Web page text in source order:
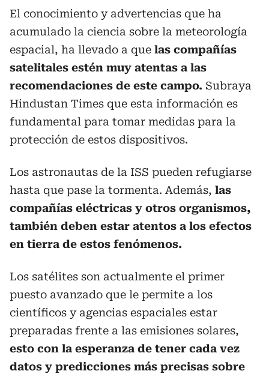
El conocimiento y advertencias que ha
acumulado la ciencia sobre la meteorología
espacial, ha llevado a que las compañías
satelitales estén muy atentas a las
recomendaciones de este campo. Subraya
Hindustan Times que esta información es
fundamental para tomar medidas para la
protección de estos dispositivos.
Los astronautas de la ISS pueden refugiarse
hasta que pase la tormenta. Además, las
compañías eléctricas y otros organismos,
también deben estar atentos a los efectos
en tierra de estos fenómenos.
Los satélites son actualmente el primer
puesto avanzado que le permite a los
científicos y agencias espaciales estar
preparadas frente a las emisiones solares,
esto con la esperanza de tener cada vez
datos y predicciones más precisas sobre